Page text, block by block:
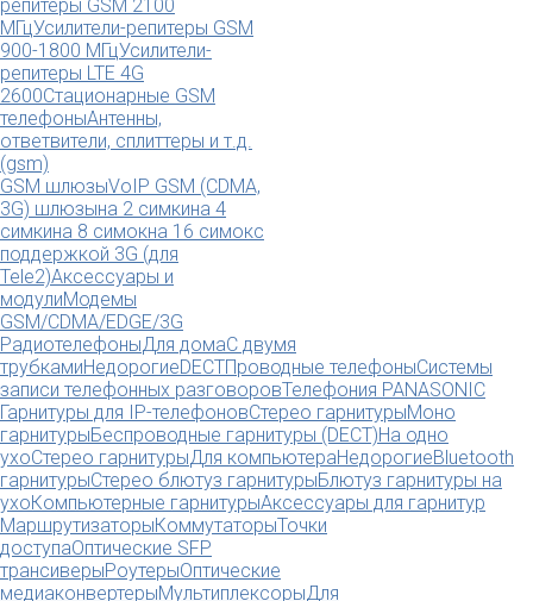
репитеры GSM 2100
МГцУсилители-репитеры GSM
900-1800 МГцУсилители-
репитеры LTE 4G
2600Стационарные GSM
телефоныАнтенны,
ответвители, сплиттеры и т.д.
(gsm)
GSM шлюзыVoIP GSM (CDMA,
3G) шлюзына 2 симкина 4
симкина 8 симокна 16 симокс
поддержкой 3G (для
Tele2)Аксессуары и
модулиМодемы
GSM/CDMA/EDGE/3G
РадиотелефоныДля домаС двумя
трубкамиНедорогиеDECTПроводные телефоныСистемы
записи телефонных разговоровТелефония PANASONIC
Гарнитуры для IP-телефоновСтерео гарнитурыМоно
гарнитурыБеспроводные гарнитуры (DECT)На одно
ухоСтерео гарнитурыДля компьютераНедорогиеBluetooth
гарнитурыСтерео блютуз гарнитурыБлютуз гарнитуры на
ухоКомпьютерные гарнитурыАксессуары для гарнитур
МаршрутизаторыКоммутаторыТочки
доступаОптические SFP
трансиверыРоутерыОптические
медиаконвертерыМультиплексорыДля